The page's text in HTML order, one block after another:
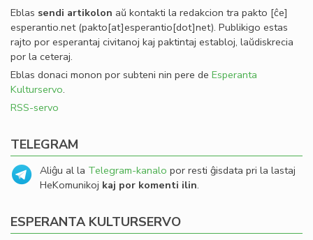
Eblas sendi artikolon aŭ kontakti la redakcion tra pakto [ĉe]
esperantio.net(pakto[at]esperantio[dot]net). Publikigo estas
rajto por esperantaj civitanoj kaj paktintaj establoj, laŭdiskrecia
por la ceteraj.
Eblas donaci monon por subteni nin pere de Esperanta
Kulturservo.
RSS-servo
TELEGRAM
Aliĝu al la Telegram-kanalo por resti ĝisdata pri la lastaj
HeKomunikoj kaj por komenti ilin.
ESPERANTA KULTURSERVO